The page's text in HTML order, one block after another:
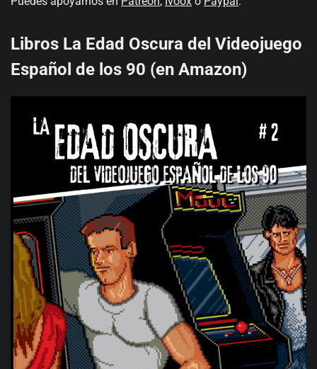
Libros La Edad Oscura del Videojuego
Español de los 90 (en Amazon)